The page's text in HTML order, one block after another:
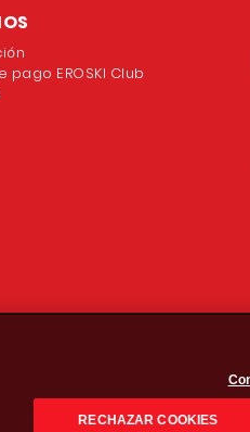
pago EROSKI Club
RECHAZAR COOKIES